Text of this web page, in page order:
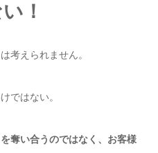
！
考えられません。
ではない。
奪い合うのではなく、お客様